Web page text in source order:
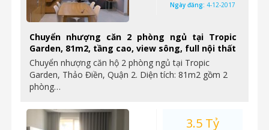
Chuyển nhượng căn 2 phòng ngủ tại Tropic
Garden, 81m2, tầng cao, view sông, full nội thất
Chuyển nhượng căn hộ 2 phòng ngủ tại Tropic
Garden, Thảo Điền, Quận 2. Diện tích: 81m2 gồm 2
phòng…
Ngày đăng: 4-12-2017
3.5 Tỷ